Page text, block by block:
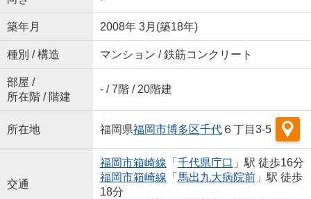
築年月 2008年 3月(築18年)
種別 / 構造 マンション / 鉄筋コンクリート
部屋 /
所在階 / 階建
- / 7階 / 20階建
所在地 福岡県福岡市博多区千代６丁目3-5
交通
福岡市箱崎線 「 千代県庁口 」駅 徒歩16分
福岡市箱崎線 「 馬出九大病院前」駅 徒歩
18分